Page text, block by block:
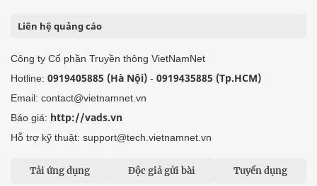
Liên hệ quảng cáo
Công ty Cổ phần Truyền thông VietNamNet
Hotline: 0919405885 (Hà Nội) - 0919435885 (Tp.HCM)
Email: contact@vietnamnet.vn
Báo giá: http://vads.vn
Hỗ trợ kỹ thuật: support@tech.vietnamnet.vn
Tải ứng dụng Độc giả gửi bài Tuyển dụng